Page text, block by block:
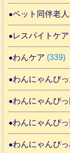
ペット同伴老
レスパイトケア
わんケア (339)
わんにゃんぴ
わんにゃんぴ
わんにゃんぴ
わんにゃんぴ